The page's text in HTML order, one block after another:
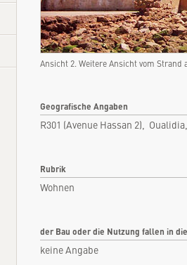
Ansicht 2. Weitere Ansicht vom
Geografische Angaben
R301 (Avenue Hassan 2),
Rubrik
Wohnen
der Bau oder die Nutzung fallen in
keine Angabe